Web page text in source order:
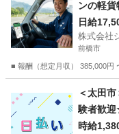
ンの軽
日給
株式会社
前橋市
■ 報酬（想定月収） 385,000円
ドライバ
＜太田
験者歓
切・休憩
時給